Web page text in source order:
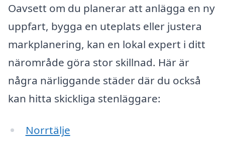
Oavsett om du planerar att anlägga en ny
uppfart, bygga en uteplats eller justera
markplanering, kan en lokal expert i ditt
närområde göra stor skillnad. Här är
några närliggande städer där du också
kan hitta skickliga stenläggare:
Norrtälje